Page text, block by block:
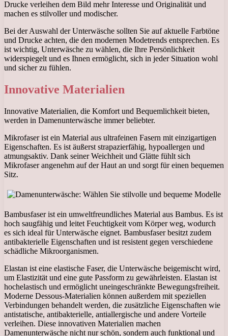
Drucke verleihen dem Bild mehr Interesse und Originalität und
machen es stilvoller und modischer.
Bei der Auswahl der Unterwäsche sollten Sie auf aktuelle Farbtöne
und Drucke achten, die den modernen Modetrends entsprechen. Es
ist wichtig, Unterwäsche zu wählen, die Ihre Persönlichkeit
widerspiegelt und es Ihnen ermöglicht, sich in jeder Situation wohl
und sicher zu fühlen.
Innovative Materialien
Innovative Materialien, die Komfort und Bequemlichkeit bieten,
werden in Damenunterwäsche immer beliebter.
Mikrofaser ist ein Material aus ultrafeinen Fasern mit einzigartigen
Eigenschaften. Es ist äußerst strapazierfähig, hypoallergen und
atmungsaktiv. Dank seiner Weichheit und Glätte fühlt sich
Mikrofaser angenehm auf der Haut an und sorgt für einen bequemen
Sitz.
Bambusfaser ist ein umweltfreundliches Material aus Bambus. Es ist
hoch saugfähig und leitet Feuchtigkeit vom Körper weg, wodurch
es sich ideal für Unterwäsche eignet. Bambusfaser besitzt zudem
antibakterielle Eigenschaften und ist resistent gegen verschiedene
schädliche Mikroorganismen.
Elastan ist eine elastische Faser, die Unterwäsche beigemischt wird,
um Elastizität und eine gute Passform zu gewährleisten. Elastan ist
hochelastisch und ermöglicht uneingeschränkte Bewegungsfreiheit.
Moderne Dessous-Materialien können außerdem mit speziellen
Verbindungen behandelt werden, die zusätzliche Eigenschaften wie
antistatische, antibakterielle, antiallergische und andere Vorteile
verleihen. Diese innovativen Materialien machen
Damenunterwäsche nicht nur schön, sondern auch funktional und